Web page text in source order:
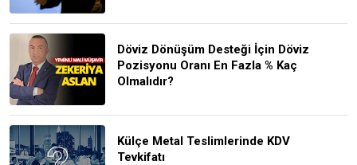
Döviz Dönüşüm Desteği İçin Döviz
Pozisyonu Oranı En Fazla % Kaç
Olmalıdır?
Külçe Metal Teslimlerinde KDV
Tevkifatı